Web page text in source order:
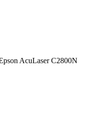
AcuLaser C2800N